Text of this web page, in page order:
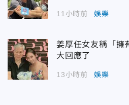
11小時前 娛樂
姜厚任女友稱「
大回應了
13小時前 娛樂